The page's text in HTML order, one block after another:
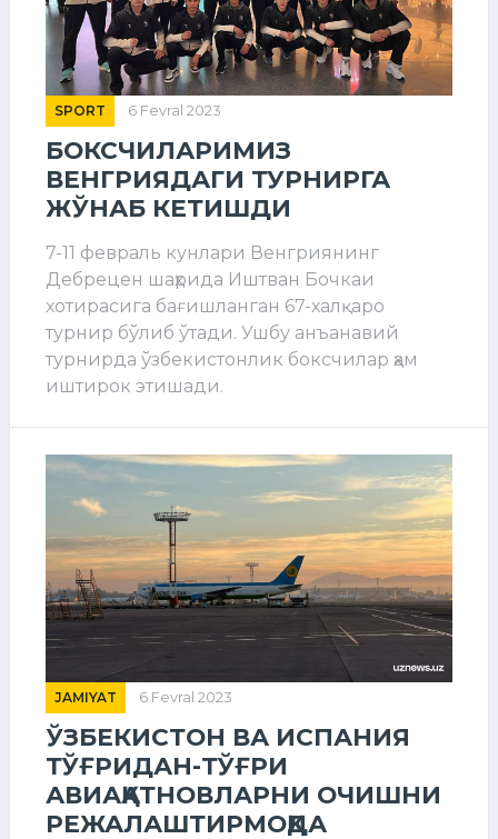
SPORT 6 Fevral 2023
БОКСЧИЛАРИМИЗ
ВЕНГРИЯДАГИ ТУРНИРГА
ЖЎНАБ КЕТИШДИ
7-11 февраль кунлари Венгриянинг
Дебрецен шаҳрида Иштван Бочкаи
хотирасига бағишланган 67-халқаро
турнир бўлиб ўтади. Ушбу анъанавий
турнирда ўзбекистонлик боксчилар ҳам
иштирок этишади.
JAMIYAT 6 Fevral 2023
ЎЗБЕКИСТОН ВА ИСПАНИЯ
ТЎҒРИДАН-ТЎҒРИ
АВИАҚАТНОВЛАРНИ ОЧИШНИ
РЕЖАЛАШТИРМОҚДА